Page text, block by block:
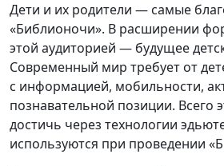
Дети и их родители — самые
«Библионочи». В расширении
этой аудиторией — будущее
Современный мир требует от
с информацией, мобильности,
познавательной позиции. Всего
достичь через технологии
используются при проведении